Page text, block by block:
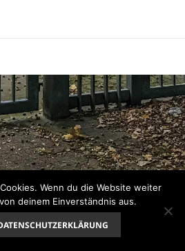
Wenn du die Website weiter
deinem Einverständnis aus.